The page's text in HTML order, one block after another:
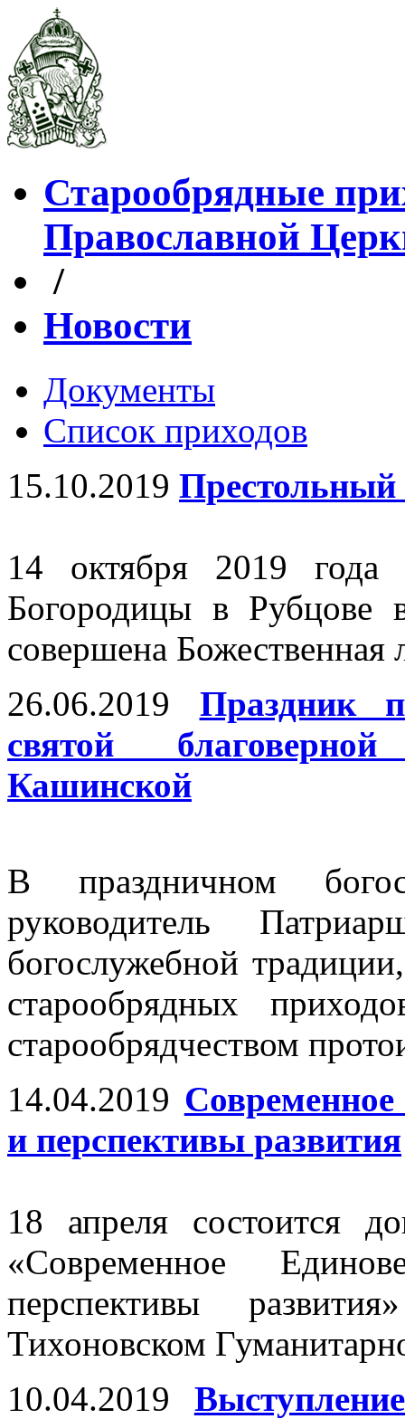
Старообрядные
Православной
/
Новости
Документы
Список приходов
15.10.2019 Престольный
14 октября 2019 года
Богородицы в Рубцове
совершена Божественная
26.06.2019
Праздник
святой
Кашинской
В праздничном
руководитель
богослужебной
старообрядных
старообрядчеством
14.04.2019
и перспективы развития
18 апреля состоится
«Современное
перспективы
Тихоновском
10.04.2019